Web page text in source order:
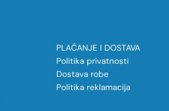
PLAĆANJE I DOSTAVA
Politika privatnosti
Dostava robe
Politika reklamacija